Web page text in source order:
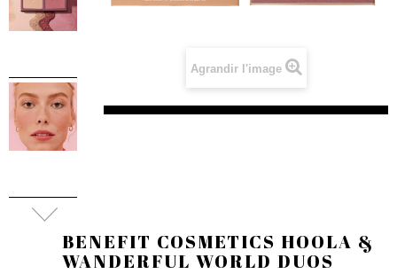
Agrandir l'image
BENEFIT COSMETICS HOOLA &
WANDERFUL WORLD DUOS